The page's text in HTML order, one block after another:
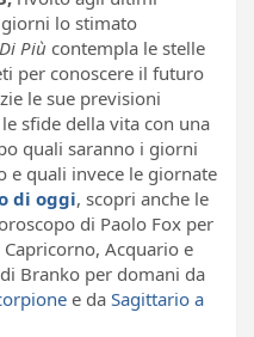
lo stimato
Di Più contempla le stelle
per conoscere il futuro
le sue previsioni
sfide della vita con una
quali saranno i giorni
e quali invece le giornate
di oggi, scopri anche le
di Paolo Fox per
Acquario e
Branko per domani da
e da Sagittario a